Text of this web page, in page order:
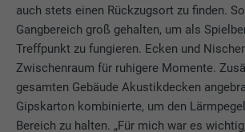
auch stets einen Rückzugsort zu finden.
Gangbereich groß gehalten, um als
Treffpunkt zu fungieren. Ecken und
Zwischenraum für ruhigere Momente.
gesamten Gebäude Akustikdecken
Gipskarton kombinierte, um den
Bereich zu halten. „Für mich war es